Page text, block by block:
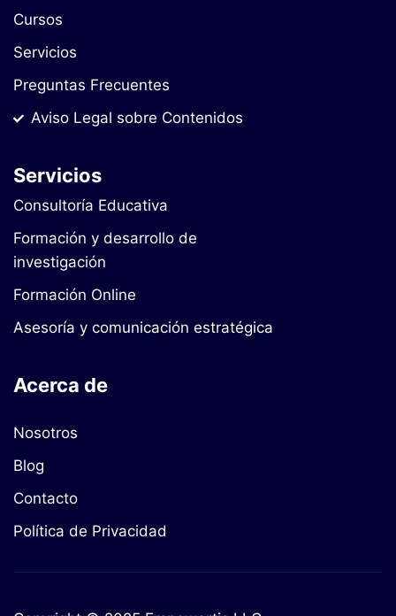
Cursos
Servicios
Preguntas Frecuentes
Aviso Legal sobre Contenidos
Servicios
Consultoría Educativa
Formación y desarrollo de
investigación
Formación Online
Asesoría y comunicación estratégica
Acerca de
Nosotros
Blog
Contacto
Política de Privacidad